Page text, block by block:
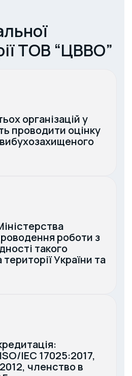
ТОВ “ЦВВО”
організацій у
проводити оцінку
вибухозахищеного
роботи з
такого
України та
IEC 17025:2017,
членство в